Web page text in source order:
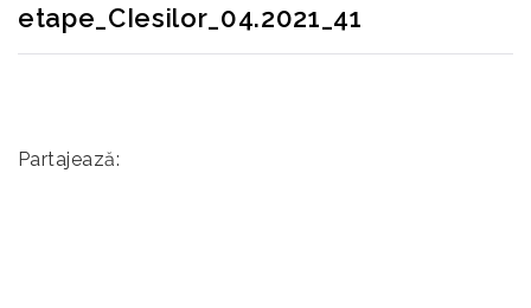
etape_CIesilor_04.2021_41
Partajează: